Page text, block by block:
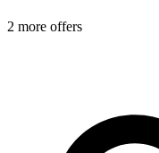
2 more offers